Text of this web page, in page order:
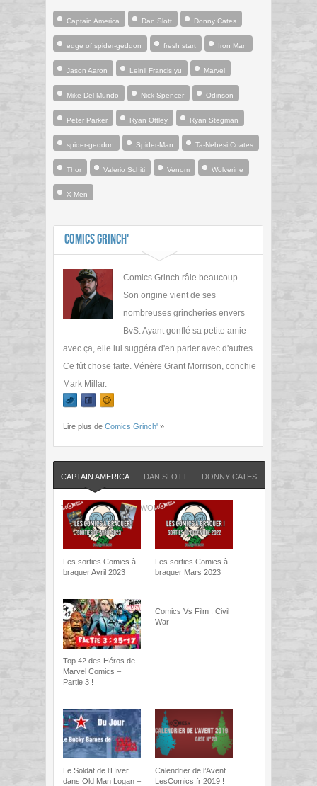
Captain America Dan Slott Donny Cates
edge of spider-geddon fresh start Iron Man
Jason Aaron Leinil Francis yu Marvel
Mike Del Mundo Nick Spencer Odinson
Peter Parker Ryan Ottley Ryan Stegman
spider-geddon Spider-Man Ta-Nehesi Coates
Thor Valerio Schiti Venom Wolverine
X-Men
Comics Grinch'
Comics Grinch râle beaucoup.
Son origine vient de ses
nombreuses grincheries envers
BvS. Ayant gonflé sa petite amie
avec ça, elle lui suggéra d'en parler avec d'autres.
Ce fût chose faite. Vénère Grant Morrison, conchie
Mark Millar.
Lire plus de Comics Grinch' »
CAPTAIN AMERICA DAN SLOTT DONNY CATES
THOR VENOM WOLVERINE X-MEN
Les sorties Comics à
braquer Avril 2023
Les sorties Comics à
braquer Mars 2023
Top 42 des Héros de
Marvel Comics –
Partie 3 !
Comics Vs Film : Civil
War
Le Soldat de l’Hiver
dans Old Man Logan –
Calendrier de l’Avent
LesComics.fr 2019 !